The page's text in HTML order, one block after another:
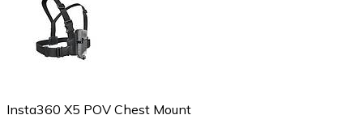
Insta360 X5 POV Chest Mount